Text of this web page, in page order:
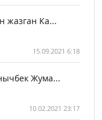
жазган Ка...
15.09.2021 6:18
Жума...
10.02.2021 23:17